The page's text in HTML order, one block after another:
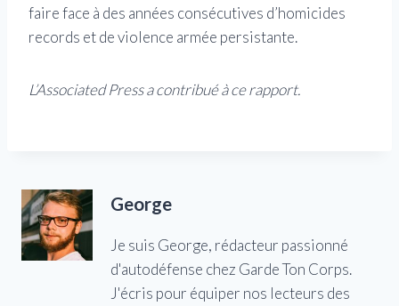
faire face à des années consécutives d’homicides
records et de violence armée persistante.
L’Associated Press a contribué à ce rapport.
George
Je suis George, rédacteur passionné
d'autodéfense chez Garde Ton Corps.
J'écris pour équiper nos lecteurs des